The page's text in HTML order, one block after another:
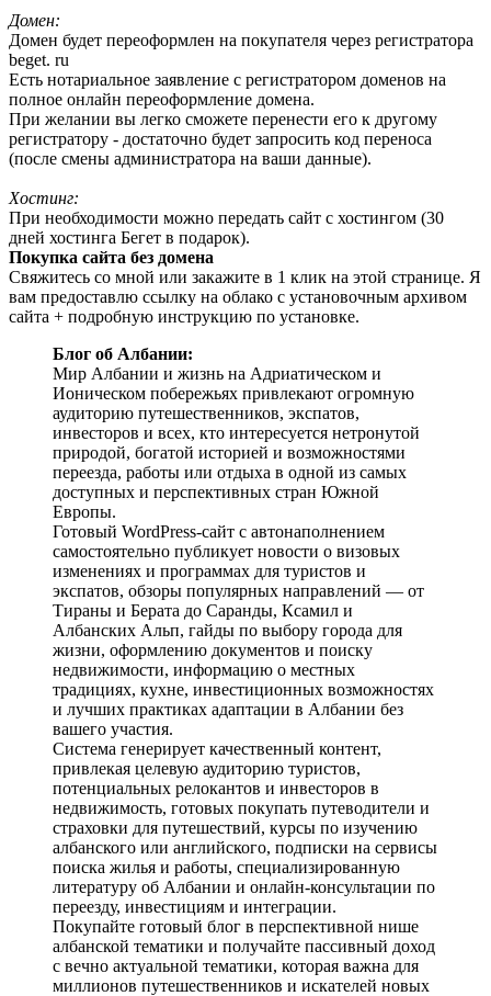
Домен:
Домен будет переоформлен на покупателя через регистратора
beget. ru
Есть нотариальное заявление с регистратором доменов на
полное онлайн переоформление домена.
При желании вы легко сможете перенести его к другому
регистратору - достаточно будет запросить код переноса
(после смены администратора на ваши данные).
Хостинг:
При необходимости можно передать сайт с хостингом (30
дней хостинга Бегет в подарок).
Покупка сайта без домена
Свяжитесь со мной или закажите в 1 клик на этой странице. Я
вам предоставлю ссылку на облако с установочным архивом
сайта + подробную инструкцию по установке.
Блог об Албании:
Мир Албании и жизнь на Адриатическом и
Ионическом побережьях привлекают огромную
аудиторию путешественников, экспатов,
инвесторов и всех, кто интересуется нетронутой
природой, богатой историей и возможностями
переезда, работы или отдыха в одной из самых
доступных и перспективных стран Южной
Европы.
Готовый WordPress-сайт с автонаполнением
самостоятельно публикует новости о визовых
изменениях и программах для туристов и
экспатов, обзоры популярных направлений — от
Тираны и Берата до Саранды, Ксамил и
Албанских Альп, гайды по выбору города для
жизни, оформлению документов и поиску
недвижимости, информацию о местных
традициях, кухне, инвестиционных возможностях
и лучших практиках адаптации в Албании без
вашего участия.
Система генерирует качественный контент,
привлекая целевую аудиторию туристов,
потенциальных релокантов и инвесторов в
недвижимость, готовых покупать путеводители и
страховки для путешествий, курсы по изучению
албанского или английского, подписки на сервисы
поиска жилья и работы, специализированную
литературу об Албании и онлайн-консультации по
переезду, инвестициям и интеграции.
Покупайте готовый блог в перспективной нише
албанской тематики и получайте пассивный доход
с вечно актуальной тематики, которая важна для
миллионов путешественников и искателей новых